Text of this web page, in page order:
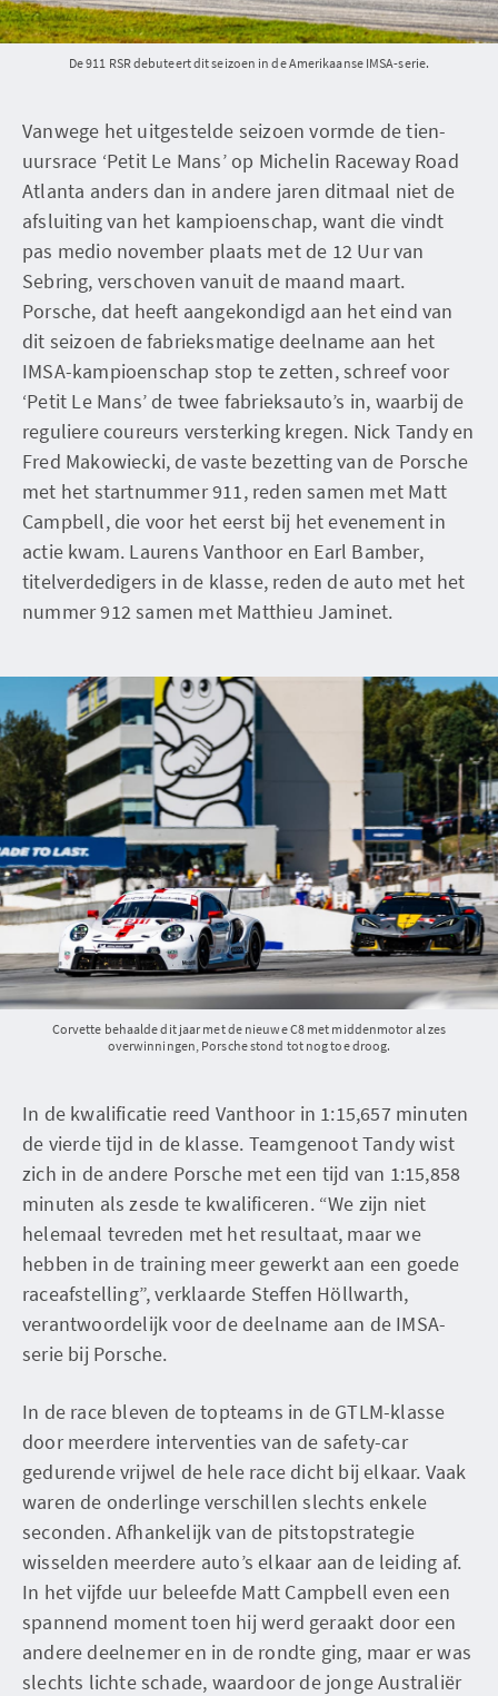
De 911 RSR debuteert dit seizoen in de Amerikaanse IMSA-serie.
Vanwege het uitgestelde seizoen vormde de tien-
uursrace ‘Petit Le Mans’ op Michelin Raceway Road
Atlanta anders dan in andere jaren ditmaal niet de
afsluiting van het kampioenschap, want die vindt
pas medio november plaats met de 12 Uur van
Sebring, verschoven vanuit de maand maart.
Porsche, dat heeft aangekondigd aan het eind van
dit seizoen de fabrieksmatige deelname aan het
IMSA-kampioenschap stop te zetten, schreef voor
‘Petit Le Mans’ de twee fabrieksauto’s in, waarbij de
reguliere coureurs versterking kregen. Nick Tandy en
Fred Makowiecki, de vaste bezetting van de Porsche
met het startnummer 911, reden samen met Matt
Campbell, die voor het eerst bij het evenement in
actie kwam. Laurens Vanthoor en Earl Bamber,
titelverdedigers in de klasse, reden de auto met het
nummer 912 samen met Matthieu Jaminet.
Corvette behaalde dit jaar met de nieuwe C8 met middenmotor al zes
overwinningen, Porsche stond tot nog toe droog.
In de kwalificatie reed Vanthoor in 1:15,657 minuten
de vierde tijd in de klasse. Teamgenoot Tandy wist
zich in de andere Porsche met een tijd van 1:15,858
minuten als zesde te kwalificeren. “We zijn niet
helemaal tevreden met het resultaat, maar we
hebben in de training meer gewerkt aan een goede
raceafstelling”, verklaarde Steffen Höllwarth,
verantwoordelijk voor de deelname aan de IMSA-
serie bij Porsche.
In de race bleven de topteams in de GTLM-klasse
door meerdere interventies van de safety-car
gedurende vrijwel de hele race dicht bij elkaar. Vaak
waren de onderlinge verschillen slechts enkele
seconden. Afhankelijk van de pitstopstrategie
wisselden meerdere auto’s elkaar aan de leiding af.
In het vijfde uur beleefde Matt Campbell even een
spannend moment toen hij werd geraakt door een
andere deelnemer en in de rondte ging, maar er was
slechts lichte schade, waardoor de jonge Australiër